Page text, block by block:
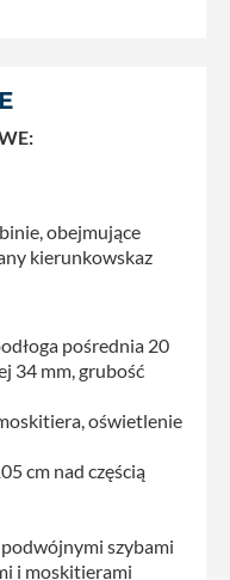
obejmujące
kierunkowskaz
pośrednia 20
34 mm, grubość
oświetlenie
cm nad częścią
szybami
i moskitierami